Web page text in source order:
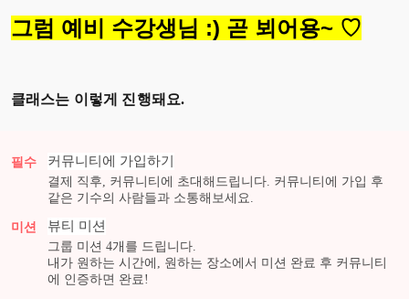
그럼 예비 수강생님 :) 곧 뵈어용~ ♡
클래스는 이렇게 진행돼요.
필수 커뮤니티에 가입하기
결제 직후, 커뮤니티에 초대해드립니다. 커뮤니티에 가입 후
같은 기수의 사람들과 소통해보세요.
미션 뷰티 미션
그룹 미션 4개를 드립니다.
내가 원하는 시간에, 원하는 장소에서 미션 완료 후 커뮤니티
에 인증하면 완료!